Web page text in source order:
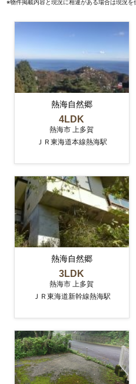
※物件掲載内容と現況に相違がある場合は現況を
熱海自然郷
4LDK
熱海市 上多賀
ＪＲ東海道本線熱海駅
熱海自然郷
3LDK
熱海市 上多賀
ＪＲ東海道新幹線熱海駅